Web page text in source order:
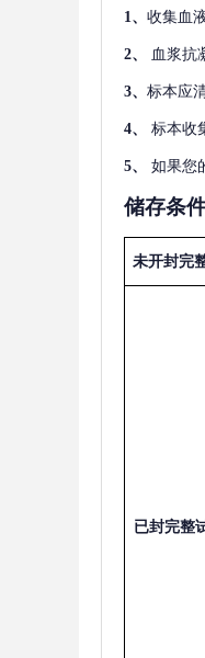
1、 收集血
2、 血浆抗
3、 标本应
4、 标本收
5、 如果您
储存条
未开封完
已封完整